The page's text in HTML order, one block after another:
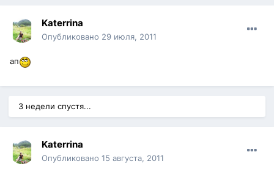
Katerrina
Опубликовано 29 июля, 2011
ап
3 недели спустя...
Katerrina
Опубликовано 15 августа, 2011